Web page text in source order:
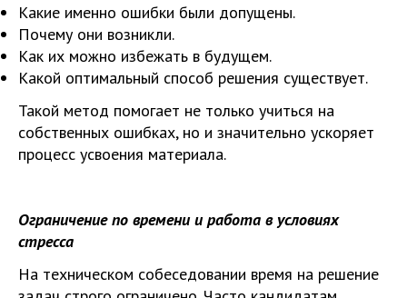
Какие именно ошибки были допущены.
Почему они возникли.
Как их можно избежать в будущем.
Какой оптимальный способ решения существует.
Такой метод помогает не только учиться на
собственных ошибках, но и значительно ускоряет
процесс усвоения материала.
Ограничение по времени и работа в условиях
стресса
На техническом собеседовании время на решение